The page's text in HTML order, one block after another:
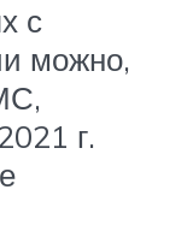
с
можно,
г.